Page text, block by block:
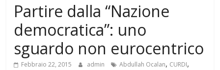
Partire dalla “Nazione
democratica”: uno
sguardo non eurocentrico
Febbraio 22, 2015 admin Abdullah Ocalan, CURDI,